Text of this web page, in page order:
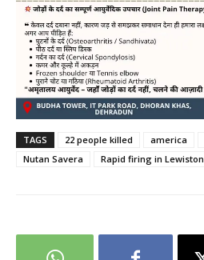
TAGS 22 people killed america
Nutan Savera
Rapid firing in Lewiston